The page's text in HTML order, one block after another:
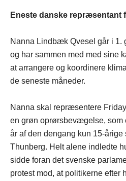
Eneste danske repræsentant
Nanna Lindbæk Qvesel går i 1.
og har sammen med med sine
at arrangere og koordinere
de seneste måneder.
Nanna skal repræsentere
en grøn oprørsbevægelse, som
år af den dengang kun 15-
Thunberg. Helt alene indledte
sidde foran det svenske
protest mod, at politikerne efter